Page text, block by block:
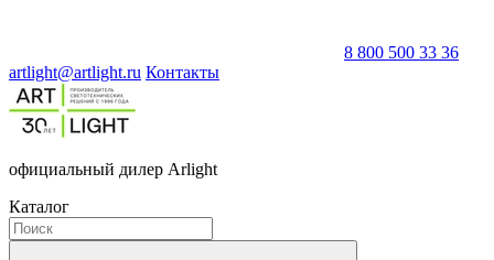
8 800 500 33 36
artlight@artlight.ru Контакты
официальный дилер Arlight
Каталог